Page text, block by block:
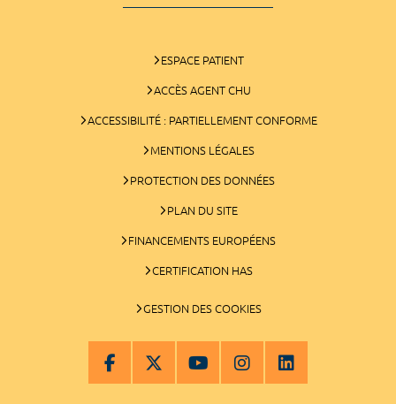
ESPACE PATIENT
ACCÈS AGENT CHU
ACCESSIBILITÉ : PARTIELLEMENT CONFORME
MENTIONS LÉGALES
PROTECTION DES DONNÉES
PLAN DU SITE
FINANCEMENTS EUROPÉENS
CERTIFICATION HAS
GESTION DES COOKIES